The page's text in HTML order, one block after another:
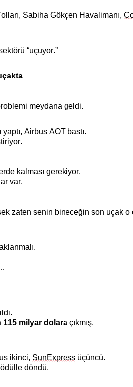
, Sabiha Gökçen Havalimanı,
“uçuyor.”
meydana geldi.
yaptı, Airbus AOT bastı.
kalması gerekiyor.
var.
zaten senin bineceğin son uçak o
115 milyar dolara çıkmış.
ikinci, SunExpress üçüncü.
döndü.